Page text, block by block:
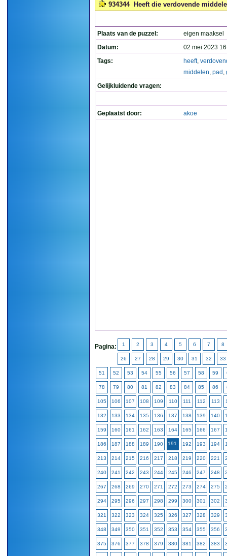
934344 Heeft die verdovende
Plaats van de puzzel:
eigen maaksel
Datum:
02 mei 2023
Tags:
heeft,
middelen, pad ,
Gelijkluidende vragen:
Geplaatst door: akoe
Pagina: 1 2 3 4 5 6 7 8
26 27 28 29 30 31 32 33
51 52 53 54 55 56 57 58 59
78 79 80 81 82 83 84 85 86
105 106 107 108 109 110 111 112 113
132 133 134 135 136 137 138 139 140
159 160 161 162 163 164 165 166 167
186 187 188 189 190 191 192 193 194
213 214 215 216 217 218 219 220 221
240 241 242 243 244 245 246 247 248
267 268 269 270 271 272 273 274 275
294 295 296 297 298 299 300 301 302
321 322 323 324 325 326 327 328 329
348 349 350 351 352 353 354 355 356
375 376 377 378 379 380 381 382 383